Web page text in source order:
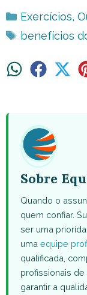
Categorias
Exercícios,
Tags
benefícios
ShareShare
Sobre
Quando o
quem confiar.
ser uma
uma equipe
qualificada,
profissionais
garantir a